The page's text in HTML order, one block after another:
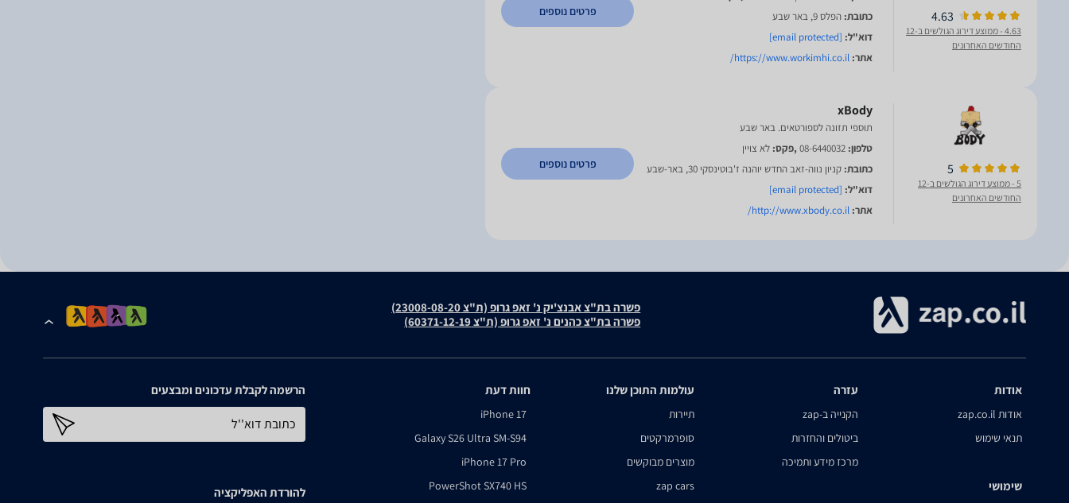
4.63
4.63
- ממוצע דירוג הגולשים ב-12
החודשים האחרונים
כתובת: הפלס 9, באר שבע
דוא"ל: [email protected]
אתר: https://www.workimhi.co.il/
פרטים נוספים
5
5
- ממוצע דירוג הגולשים ב-12
החודשים האחרונים
xBody
תוספי תזונה לספורטאים. באר שבע
טלפון: 08-6440032,פקס: לא צויין
כתובת: קניון נווה-זאב החדש יוהנה ז'בוטינסקי 30, באר-שבע
דוא"ל: [email protected]
אתר: http://www.xbody.co.il/
פרטים נוספים
פשרה בת"צ אבנצ'יק נ' זאפ גרופ (ת"צ 23008-08-20)
פשרה בת"צ כהנים נ' זאפ גרופ (ת"צ 60371-12-19)
אודות
אודות zap.co.il
תנאי שימוש
שימושי
עזרה
הקנייה ב-zap
ביטולים והחזרות
מרכז מידע ותמיכה
עולמות התוכן שלנו
תיירות
סופרמרקטים
מוצרים מבוקשים
zap cars
חוות דעת
iPhone 17
Galaxy S26 Ultra SM-S94
iPhone 17 Pro
PowerShot SX740 HS
הרשמה לקבלת עדכונים ומבצעים
כתובת דוא''ל
להורדת האפליקציה